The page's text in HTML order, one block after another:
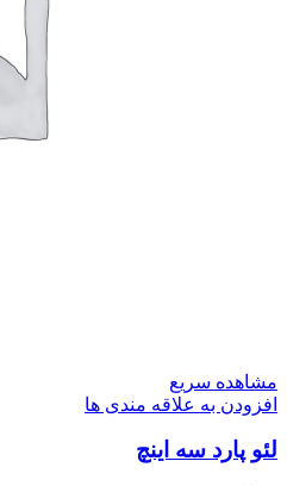
مشاهده سریع
افزودن به علاقه مندی ها
لئو پارد سه اینچ